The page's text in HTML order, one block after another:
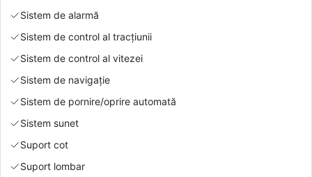
Sistem de alarmă
Sistem de control al tracțiunii
Sistem de control al vitezei
Sistem de navigație
Sistem de pornire/oprire automată
Sistem sunet
Suport cot
Suport lombar